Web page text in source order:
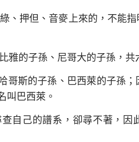
、押但、音麥上來的，不能
雅的子孫、尼哥大的子孫，共
哥斯的子孫、巴西萊的子孫
叫巴西萊。
自己的譜系，卻尋不著，因